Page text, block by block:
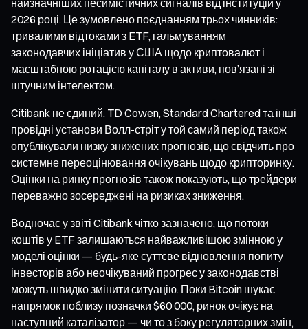
2026 році. Це зумовлено поєднанням трьох чинників:
тривалими відтоками з ETF, гальмуванням
законодавчих ініціатив у США щодо криптовалют і
масштабною ротацією капіталу в активи, пов’язані зі
штучним інтелектом.
Citibank не єдиний. TD Cowen, Standard Chartered та інші
провідні установи Волл-стріт у той самий період також
опублікували низку знижених прогнозів, що свідчить про
системне переоцінювання очікувань щодо крипторинку.
Оцінки на ринку прогнозів також показують, що трейдери
переважно зосереджені на ризиках зниження.
Водночас у звіті Citibank чітко зазначено, що потоки
коштів у ETF залишаються найважливішою змінною у
моделі оцінки — будь-яке суттєве відновлення попиту
інвесторів або неочікуваний прогрес у законодавстві
можуть швидко змінити ситуацію. Поки Bitcoin шукає
напрямок поблизу позначки $60 000, ринок очікує на
наступний каталізатор — чи то з боку регуляторних змін,